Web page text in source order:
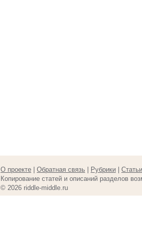
О проекте Обратная связь Рубрики
Статьи
Копирование статей и описаний разделов
© 2026 riddle-middle.ru